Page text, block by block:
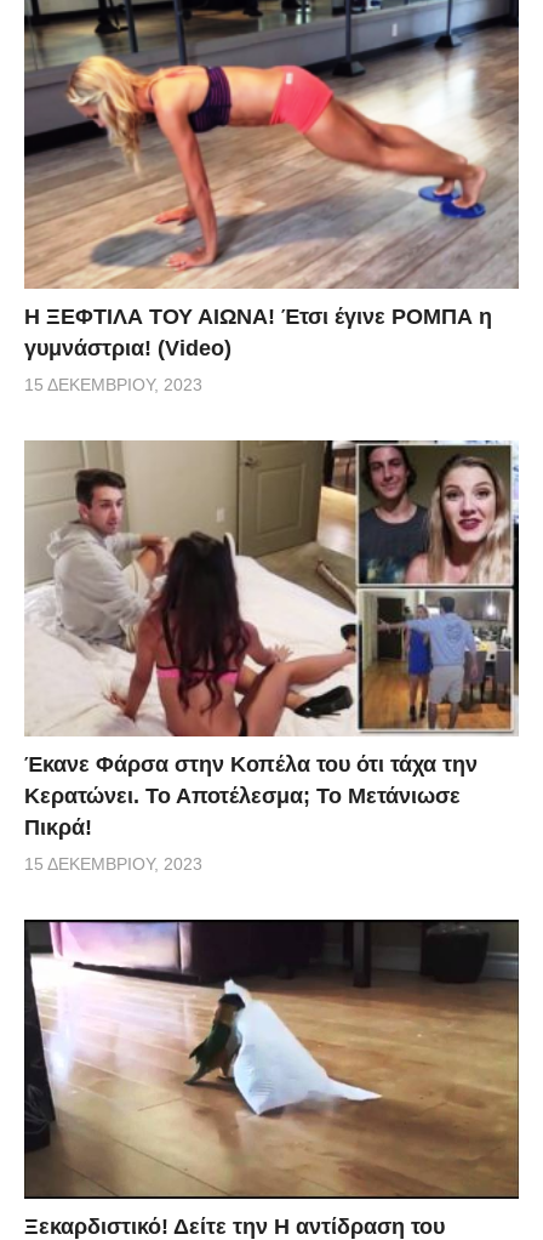
Η ΞΕΦΤΙΛΑ ΤΟΥ ΑΙΩΝΑ! Έτσι έγινε ΡΟΜΠΑ η
γυμνάστρια! (Video)
15 ΔΕΚΕΜΒΡΊΟΥ, 2023
Έκανε Φάρσα στην Κοπέλα του ότι τάχα την
Κερατώνει. Το Αποτέλεσμα; Το Μετάνιωσε
Πικρά!
15 ΔΕΚΕΜΒΡΊΟΥ, 2023
Ξεκαρδιστικό! Δείτε την Η αντίδραση του